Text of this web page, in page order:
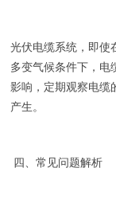
光伏电缆系统，即使
多变气候条件下，电
影响，定期观察电缆
产生。
四、常见问题解析